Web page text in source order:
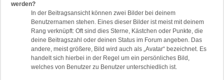
werden?
In der Beitragsansicht können zwei Bilder bei deinem
Benutzernamen stehen. Eines dieser Bilder ist meist mit deinem
Rang verknüpft: Oft sind dies Sterne, Kästchen oder Punkte, die
deine Beitragszahl oder deinen Status im Forum angeben. Das
andere, meist größere, Bild wird auch als „Avatar“ bezeichnet. Es
handelt sich hierbei in der Regel um ein persönliches Bild,
welches von Benutzer zu Benutzer unterschiedlich ist.